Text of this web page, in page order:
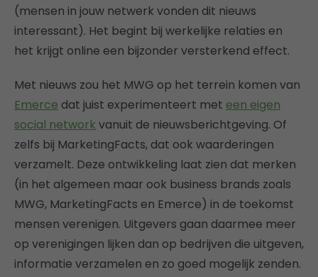
(mensen in jouw netwerk vonden dit nieuws
interessant). Het begint bij werkelijke relaties en
het krijgt online een bijzonder versterkend effect.
Met nieuws zou het MWG op het terrein komen van
Emerce dat juist experimenteert met een eigen
social network vanuit de nieuwsberichtgeving. Of
zelfs bij MarketingFacts, dat ook waarderingen
verzamelt. Deze ontwikkeling laat zien dat merken
(in het algemeen maar ook business brands zoals
MWG, MarketingFacts en Emerce) in de toekomst
mensen verenigen. Uitgevers gaan daarmee meer
op verenigingen lijken dan op bedrijven die uitgeven,
informatie verzamelen en zo goed mogelijk zenden.